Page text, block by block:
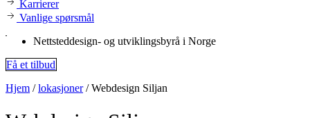
Karrierer
Vanlige spørsmål
Nettsteddesign- og utviklingsbyrå i Norge
Få et tilbud
Hjem /lokasjoner/Webdesign Siljan